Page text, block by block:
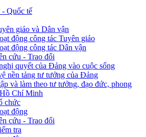
Quốc tế
giáo và Dân vận
động công tác Tuyên giáo
động công tác Dân vận
cứu - Trao đổi
quyết của Đảng vào cuộc sống
nền tảng tư tưởng của Đảng
và làm theo tư tưởng, đạo đức, phong
Chí Minh
chức
động
cứu - Trao đổi
tra